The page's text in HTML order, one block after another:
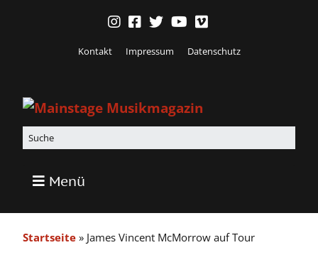
Kontakt Impressum Datenschutz
Menü
Startseite » James Vincent McMorrow auf Tour